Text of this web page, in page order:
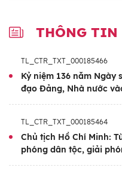
Người, độc lập
hạnh phúc của
hội. Giải phóng dân
một hành trình
Nam hòa bình,
dân được làm chủ,
hạnh phúc, được
toàn diện và được
THÔNG TIN
TL_CTR_TXT_000185466
Kỷ niệm 136 năm Ngày
đạo Đảng, Nhà nước
TL_CTR_TXT_000185464
Chủ tịch Hồ Chí Minh:
phóng dân tộc, giải